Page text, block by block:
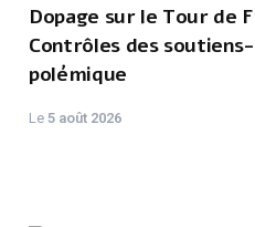
Dopage sur le Tour de
Contrôles des
polémique
Le5 août 2026